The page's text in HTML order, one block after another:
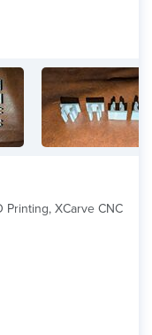
Printing, XCarve CNC